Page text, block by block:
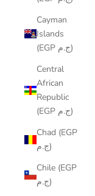
Cayman
Islands
(EGP ج.م)
Central
African
Republic
(EGP ج.م)
Chad (EGP
ج.م)
Chile (EGP
ج.م)